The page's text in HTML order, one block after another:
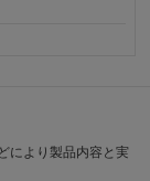
により製品内容と実